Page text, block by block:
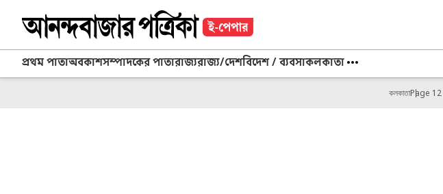
প্রথম পাতাঅবকাশসম্পাদকের পাতারাজ্যরাজ্য/দেশবিদেশ / ব্যবসাকলকাতা
কলকাতাPage 12